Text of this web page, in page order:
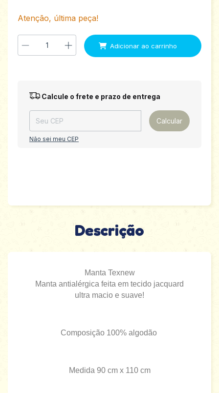
Atenção, última peça!
Entregas para o CEP: Alterar CEP
Calcule o frete e prazo de entrega
Calcular
Não sei meu CEP
Descrição
Manta Texnew
Manta antialérgica feita em tecido jacquard
ultra macio e suave!
Composição 100% algodão
Medida 90 cm x 110 cm